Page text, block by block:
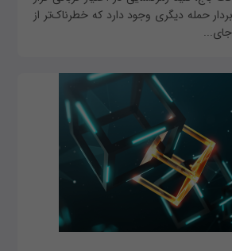
حمله‌ دیگری وجود دارد که خطرناک‌تر از
جای...